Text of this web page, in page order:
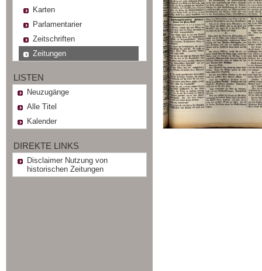
Karten
Parlamentarier
Zeitschriften
Zeitungen
LISTEN
Neuzugänge
Alle Titel
Kalender
DIREKTE LINKS
Disclaimer Nutzung von
historischen Zeitungen